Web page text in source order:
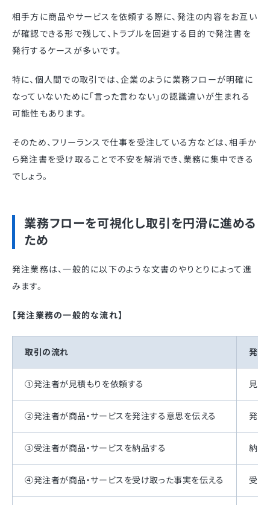
相手方に商品やサービスを依頼する際に、発注の内容をお互い
が確認できる形で残して、トラブルを回避する目的で発注書を
発行するケースが多いです。
特に、個人間での取引では、企業のように業務フローが明確に
なっていないために「言った言わない」の認識違いが生まれる
可能性もあります。
そのため、フリーランスで仕事を受注している方などは、相手か
ら発注書を受け取ることで不安を解消でき、業務に集中できる
でしょう。
業務フローを可視化し取引を円滑に進める
ため
発注業務は、一般的に以下のような文書のやりとりによって進
みます。
【発注業務の一般的な流れ】
取引の流れ 発行
①発注者が見積もりを依頼する 見積
②発注者が商品・サービスを発注する意思を伝える 発注
③受注者が商品・サービスを納品する 納品
④発注者が商品・サービスを受け取った事実を伝える 受領